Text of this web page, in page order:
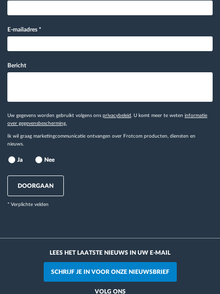
E-mailadres *
Bericht
Uw gegevens worden gebruikt volgens ons privacybeleid . U komt meer te weten informatie
over gegevensbescherming.
Ik wil graag marketingcommunicatie ontvangen over Frotcom producten, diensten en
nieuws.
Ja Nee
DOORGAAN
* Verplichte velden
LEES HET LAATSTE NIEUWS IN UW E-MAIL
SCHRIJF JE IN VOOR ONZE NIEUWSBRIEF
VOLG ONS